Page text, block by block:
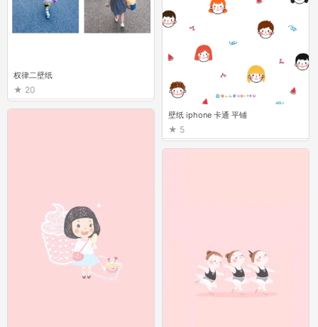
壁纸 iphone 卡通 平铺
5
权律二壁纸
20